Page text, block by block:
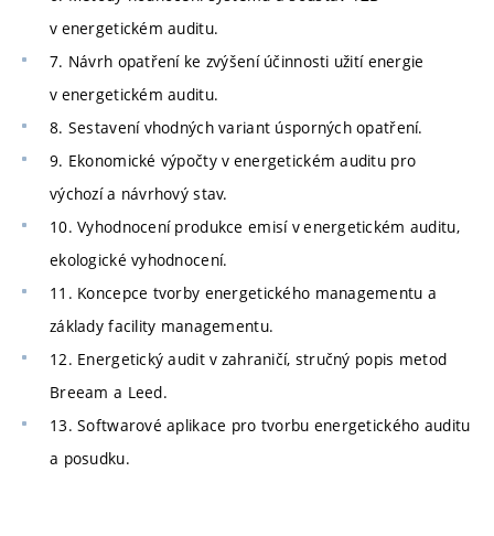
v energetickém auditu.
7. Návrh opatření ke zvýšení účinnosti užití energie
v energetickém auditu.
8. Sestavení vhodných variant úsporných opatření.
9. Ekonomické výpočty v energetickém auditu pro
výchozí a návrhový stav.
10. Vyhodnocení produkce emisí v energetickém auditu,
ekologické vyhodnocení.
11. Koncepce tvorby energetického managementu a
základy facility managementu.
12. Energetický audit v zahraničí, stručný popis metod
Breeam a Leed.
13. Softwarové aplikace pro tvorbu energetického auditu
a posudku.